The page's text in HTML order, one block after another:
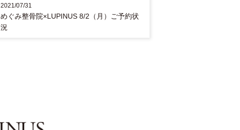
2021/07/31
めぐみ整骨院×LUPINUS 8/2（月）ご予約状
況